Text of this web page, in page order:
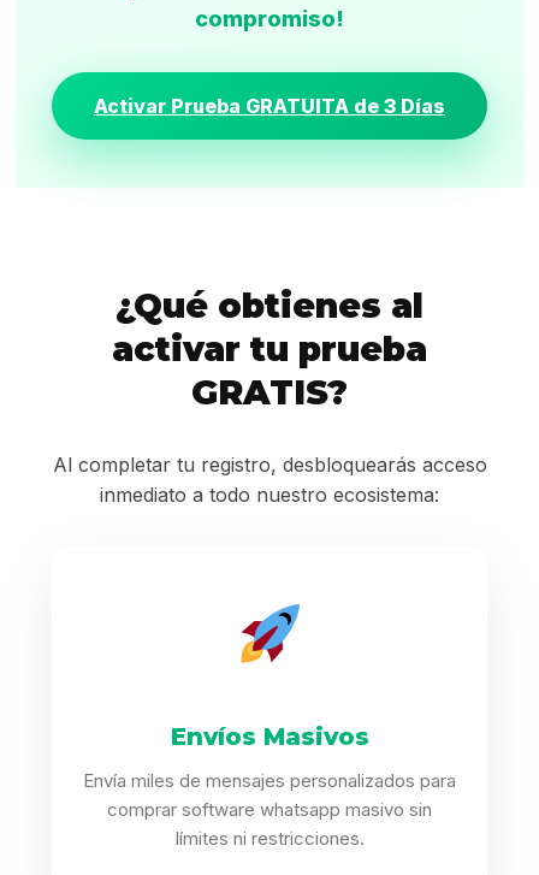
compromiso!
Activar Prueba GRATUITA de 3 Días
¿Qué obtienes al
activar tu prueba
GRATIS?
Al completar tu registro, desbloquearás acceso
inmediato a todo nuestro ecosistema:
Envíos Masivos
Envía miles de mensajes personalizados para
comprar software whatsapp masivo sin
límites ni restricciones.